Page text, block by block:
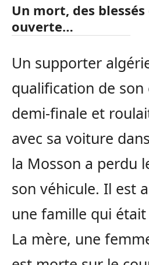
Un mort, des
ouverte…
Un supporter
qualification de son
demi-finale et
avec sa voiture
la Mosson a perdu
son véhicule. Il est
une famille qui
La mère, une